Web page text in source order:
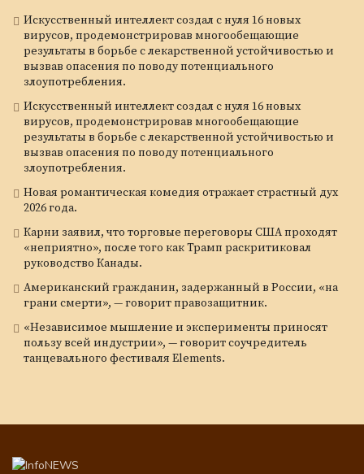
Искусственный интеллект создал с нуля 16 новых
вирусов, продемонстрировав многообещающие
результаты в борьбе с лекарственной устойчивостью и
вызвав опасения по поводу потенциального
злоупотребления.
Искусственный интеллект создал с нуля 16 новых
вирусов, продемонстрировав многообещающие
результаты в борьбе с лекарственной устойчивостью и
вызвав опасения по поводу потенциального
злоупотребления.
Новая романтическая комедия отражает страстный дух
2026 года.
Карни заявил, что торговые переговоры США проходят
«неприятно», после того как Трамп раскритиковал
руководство Канады.
Американский гражданин, задержанный в России, «на
грани смерти», — говорит правозащитник.
«Независимое мышление и эксперименты приносят
пользу всей индустрии», — говорит соучредитель
танцевального фестиваля Elements.